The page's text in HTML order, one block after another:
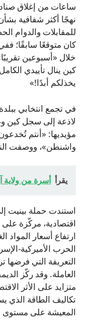
ساعات من إغلاق
نهجًا أكثر شفافية
للمقابلات والدوام
خلال «أسبوعين
كين ينال تأييدي
يخذلكم أبدًا!»
في تجمع انتخابي
لاذعة إلى سجل كين
مؤيديها: «أنتم
واشنطن»، ووصفت
يقرأ أسرة من ولاية
استندت حملة بينيت
اقتصادية، مركّزة
ارتفاع أسعار المواد
الحرب الأميركية-
التعريفة التي
العاملة. وقد ركّز
متزايد على الأثر
تكاليف الطاقة الذي
المعيشة على مستوى